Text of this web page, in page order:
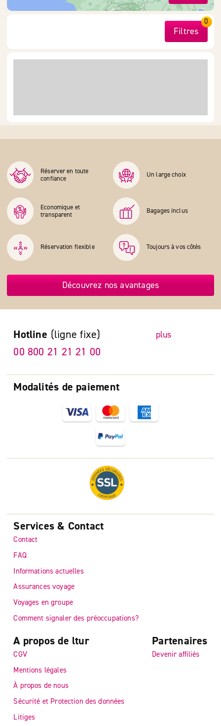
Filtres
0
Réserver en toute
confiance
Un large choix
Economique et
transparent
Bagages inclus
Réservation flexible Toujours à vos côtés
Découvrez nos avantages
Modalités de paiement
Hotline (ligne fixe) plus
00 800 21 21 21 00
Services & Contact
Contact
FAQ
Informations actuelles
Assurances voyage
Voyages en groupe
Comment signaler des préoccupations?
A propos de ltur
CGV
Mentions légales
À propos de nous
Sécurité et Protection des données
Litiges
Partenaires
Devenir affiliés